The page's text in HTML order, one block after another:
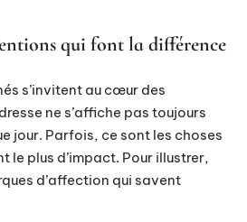
qui font la différence
s’invitent au cœur des
ne s’affiche pas toujours
jour. Parfois, ce sont les choses
le plus d’impact. Pour illustrer,
d’affection qui savent